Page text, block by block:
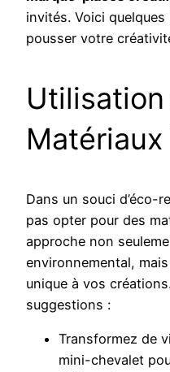
invités. Voici
pousser votre
Dans un souci d’éco-
pas opter pour des
approche non
environnemental,
unique à vos
suggestions :
Transformez de
mini-chevalet